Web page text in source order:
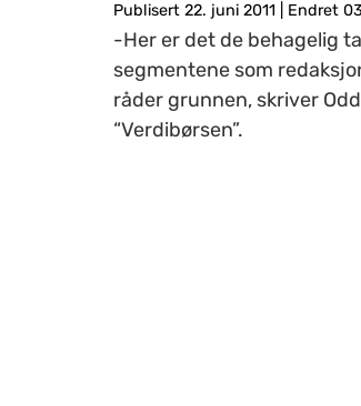
Publisert 22. juni 2011 Endret
-Her er det de behagelig
segmentene som
råder grunnen, skriver
“Verdibørsen”.